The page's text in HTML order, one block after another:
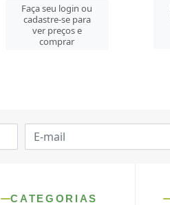
Faça seu login ou
cadastre-se para
ver preços e
comprar
CATEGORIAS